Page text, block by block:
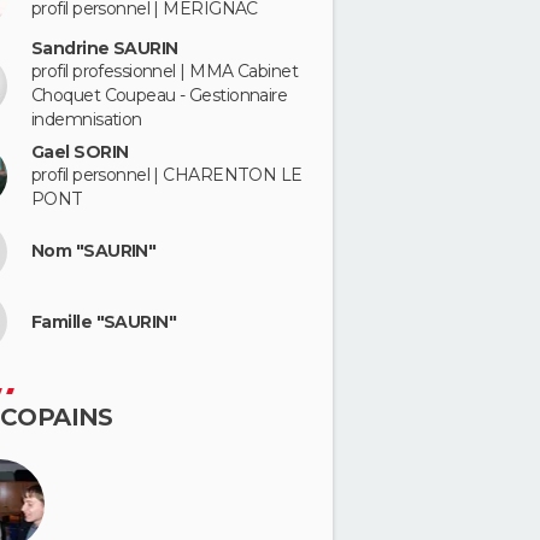
profil personnel | MERIGNAC
Sandrine SAURIN
profil professionnel | MMA Cabinet
Choquet Coupeau - Gestionnaire
indemnisation
Gael SORIN
profil personnel | CHARENTON LE
PONT
Nom "SAURIN"
Famille "SAURIN"